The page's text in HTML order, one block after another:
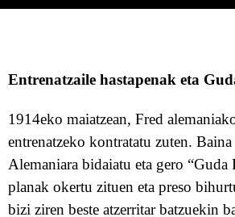
Entrenatzaile hastapenak eta
1914eko maiatzean, Fred
entrenatzeko kontratatu zuten.
Alemaniara bidaiatu eta gero “Guda
planak okertu zituen eta preso
bizi ziren beste atzerritarbatzuekin